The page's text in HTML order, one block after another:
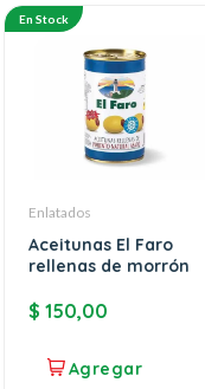
En Stock
Enlatados
Aceitunas El Faro
rellenas de morrón
$ 150,00